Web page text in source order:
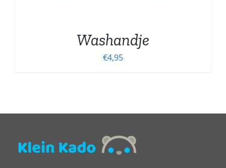
Washandje
€4,95